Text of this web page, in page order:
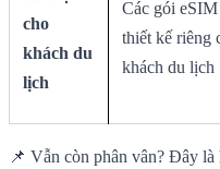
cho
khách du
lịch
Các gói
thiết kế riêng
khách du lịch
📌 Vẫn còn phân vân? Đây